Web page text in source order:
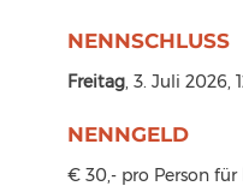
NENNSCHLUSS
Freitag, 3. Juli 2026,
NENNGELD
€ 30,- pro Person für